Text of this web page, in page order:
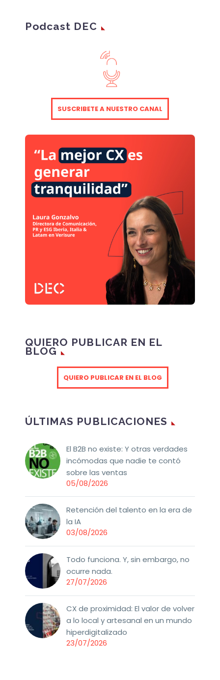
Podcast DEC
SUSCRIBETE A NUESTRO CANAL
QUIERO PUBLICAR EN EL
BLOG
QUIERO PUBLICAR EN EL BLOG
ÚLTIMAS PUBLICACIONES
El B2B no existe: Y otras verdades
incómodas que nadie te contó
sobre las ventas
05/08/2026
Retención del talento en la era de
la IA
03/08/2026
Todo funciona. Y, sin embargo, no
ocurre nada.
27/07/2026
CX de proximidad: El valor de volver
a lo local y artesanal en un mundo
hiperdigitalizado
23/07/2026